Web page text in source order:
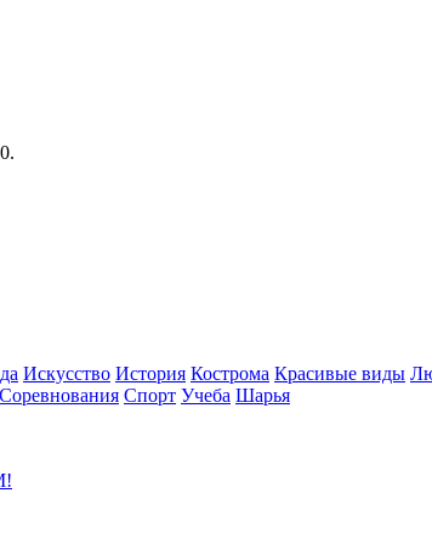
Искусство История Кострома Красивые виды
Соревнования Спорт Учеба Шарья